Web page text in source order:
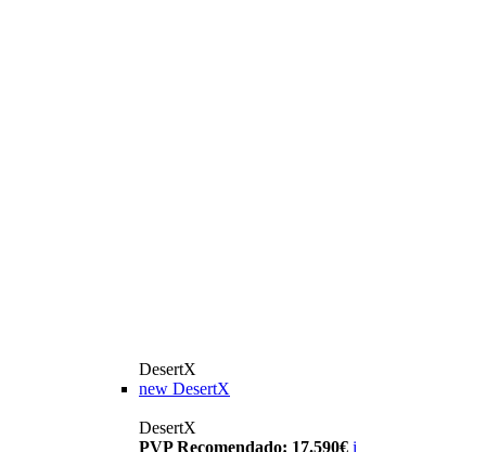
DesertX
new DesertX
DesertX
PVP Recomendado: 17.590€ i